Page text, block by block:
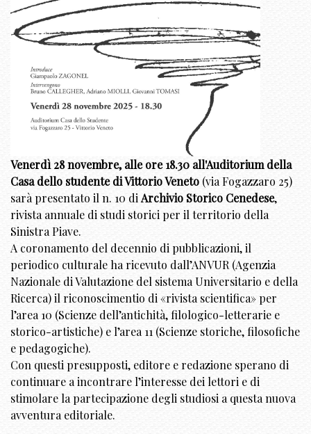
Venerdì 28 novembre, alle ore 18.30 all'Auditorium della
Casa dello studente di Vittorio Veneto (via Fogazzaro 25)
sarà presentato il n. 10 di Archivio Storico Cenedese,
rivista annuale di studi storici per il territorio della
Sinistra Piave.
A coronamento del decennio di pubblicazioni, il
periodico culturale ha ricevuto dall’ANVUR (Agenzia
Nazionale di Valutazione del sistema Universitario e della
Ricerca) il riconoscimentio di «rivista scientifica» per
l’area 10 (Scienze dell’antichità, filologico-letterarie e
storico-artistiche) e l’area 11 (Scienze storiche, filosofiche
e pedagogiche).
Con questi presupposti, editore e redazione sperano di
continuare a incontrare l’interesse dei lettori e di
stimolare la partecipazione degli studiosi a questa nuova
avventura editoriale.